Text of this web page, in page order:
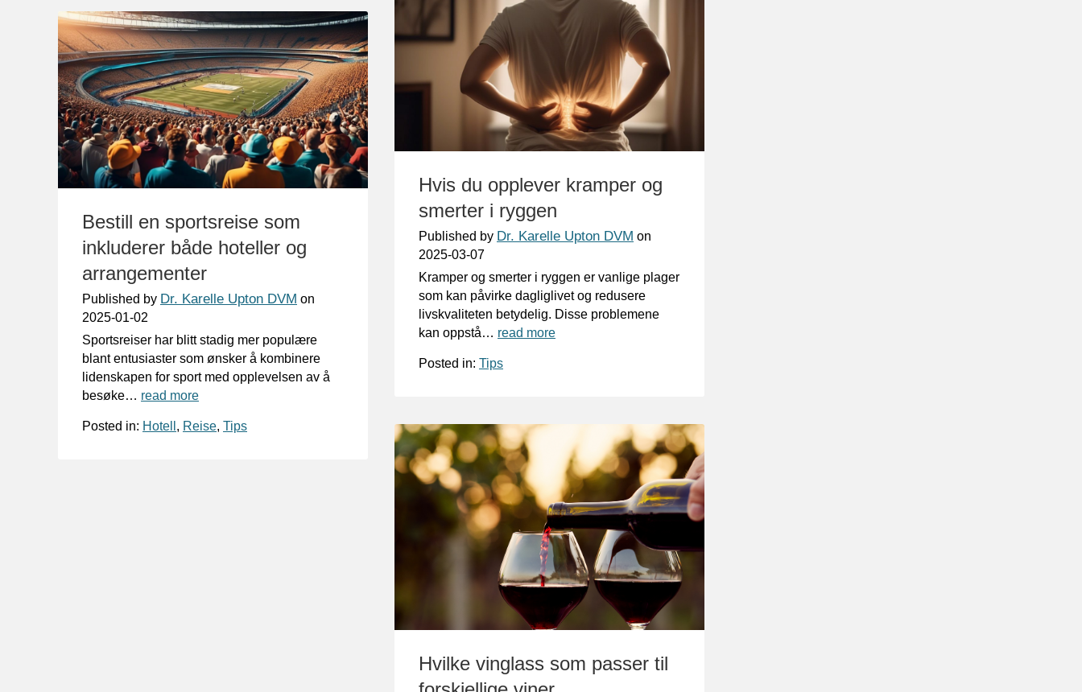
Hvis du opplever kramper og
smerter i ryggen
Published by Dr. Karelle Upton DVM on
2025-03-07
Kramper og smerter i ryggen er vanlige plager
som kan påvirke dagliglivet og redusere
livskvaliteten betydelig. Disse problemene
kan oppstå… read more
Posted in: Tips
Bestill en sportsreise som
inkluderer både hoteller og
arrangementer
Published by Dr. Karelle Upton DVM on
2025-01-02
Sportsreiser har blitt stadig mer populære
blant entusiaster som ønsker å kombinere
lidenskapen for sport med opplevelsen av å
besøke… read more
Posted in: Hotell , Reise, Tips
Hvilke vinglass som passer til